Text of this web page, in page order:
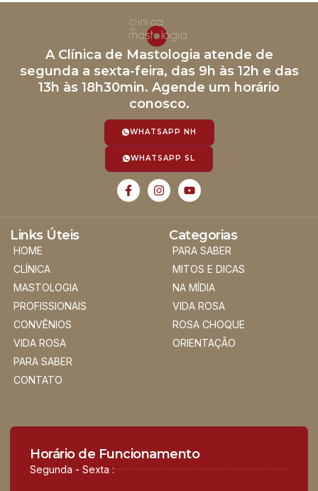
A Clínica de Mastologia atende de
segunda a sexta-feira, das 9h às 12h e das
13h às 18h30min. Agende um horário
conosco.
WHATSAPP NH
WHATSAPP SL
Links Úteis
HOME
CLÍNICA
MASTOLOGIA
PROFISSIONAIS
CONVÊNIOS
VIDA ROSA
PARA SABER
CONTATO
Categorias
PARA SABER
MITOS E DICAS
NA MÍDIA
VIDA ROSA
ROSA CHOQUE
ORIENTAÇÃO
Horário de Funcionamento
Segunda - Sexta :